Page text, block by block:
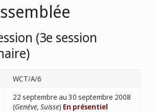
(3e session
WCT/A/6
22 septembre au 30 septembre 2008
(Genève, Suisse) En présentiel